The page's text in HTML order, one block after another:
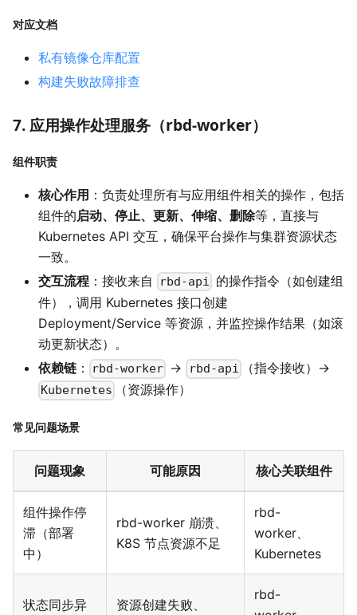
对应文档
私有镜像仓库配置
构建失败故障排查
7. 应用操作处理服务（rbd-worker）
组件职责
核心作用 ：负责处理所有与应用组件相关的操作，包括
组件的启动、停止、更新、伸缩、删除等，直接与
Kubernetes API 交互，确保平台操作与集群资源状态
一致。
交互流程 ：接收来自 rbd-api 的操作指令（如创建组
件），调用 Kubernetes 接口创建
Deployment/Service 等资源，并监控操作结果（如滚
动更新状态）。
依赖链 ： rbd-worker → rbd-api （指令接收）→
Kubernetes （资源操作）
常见问题场景
问题现象 可能原因 核心关联组件
组件操作停
滞（部署
中）
rbd-worker 崩溃、
K8S 节点资源不足
rbd-
worker、
Kubernetes
状态同步异 资源创建失败、
rbd-